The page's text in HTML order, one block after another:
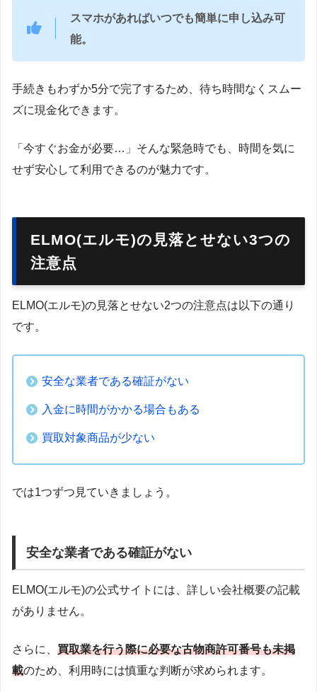
スマホがあればいつでも簡単に申し込み可
能。
手続きもわずか5分で完了するため、待ち時間なくスムー
ズに現金化できます。
「今すぐお金が必要…」そんな緊急時でも、時間を気に
せず安心して利用できるのが魅力です。
ELMO(エルモ)の見落とせない3つの
注意点
ELMO(エルモ)の見落とせない2つの注意点は以下の通り
です。
安全な業者である確証がない
入金に時間がかかる場合もある
買取対象商品が少ない
では1つずつ見ていきましょう。
安全な業者である確証がない
ELMO(エルモ)の公式サイトには、詳しい会社概要の記載
がありません。
さらに、 買取業を行う際に必要な古物商許可番号も未掲
載のため、利用時には慎重な判断が求められます。